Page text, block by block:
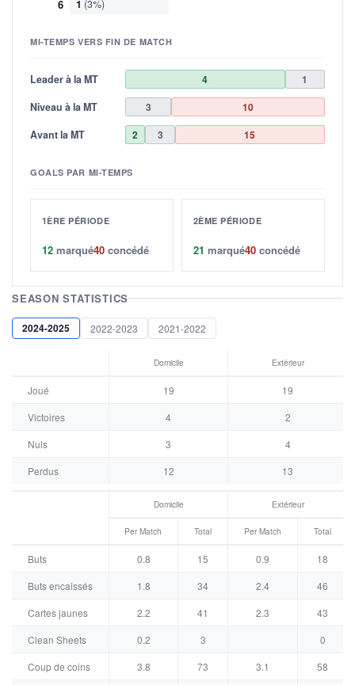
6 1 (3%)
MI-TEMPS VERS FIN DE MATCH
Leader à la MT 4
1
Niveau à la MT
3
10
Avant la MT
2 3 15
GOALS PAR MI-TEMPS
1ÈRE PÉRIODE
12 marqué40 concédé
2ÈME PÉRIODE
21 marqué40 concédé
SEASON STATISTICS
2024-2025 2022-2023 2021-2022
Domicile Extérieur
Joué 19
19
Victoires
4
2
Nuls
3
4
Perdus
12 13
Domicile Extérieur
Per Match Total Per Match Total
Buts 0.8 15 0.9
18
Buts encaissés
1.8 34 2.4
46
Cartes jaunes
2.2 41 2.3
43
Clean Sheets
0.2 3
0
Coup de coins
3.8 73 3.1
58